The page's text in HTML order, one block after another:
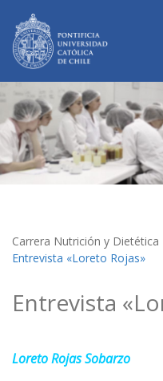
Carrera Nutrición y Dietética
Entrevista «Loreto Rojas»
Entrevista
Loreto Rojas Sobarzo